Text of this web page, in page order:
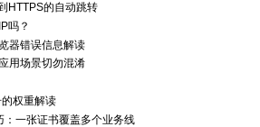
HTTPS的自动跳转
吗？
器错误信息解读
用场景切勿混淆
权重解读
一张证书覆盖多个业务线